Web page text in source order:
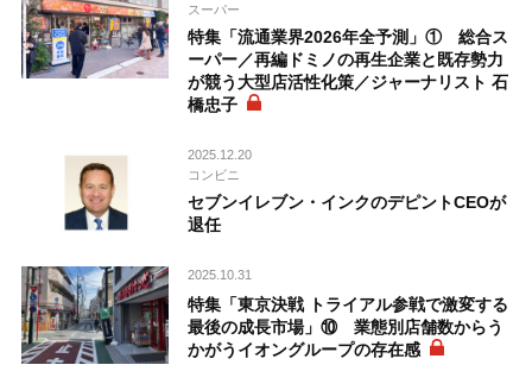
スーパー
特集「流通業界2026年全予測」① 総合ス
ーパー／再編ドミノの再生企業と既存勢力
が競う大型店活性化策／ジャーナリスト 石
橋忠子
2025.12.20
コンビニ
セブンイレブン・インクのデピントCEOが
退任
2025.10.31
特集「東京決戦 トライアル参戦で激変する
最後の成長市場」⑩ 業態別店舗数からう
かがうイオングループの存在感